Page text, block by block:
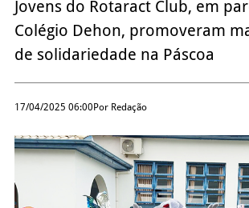
Jovens do Rotaract Club, em
Colégio Dehon, promoveram
de solidariedade na Páscoa
17/04/2025 06:00Por Redação